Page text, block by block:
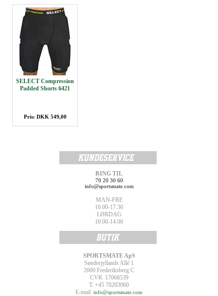
SELECT Compression
Padded Shorts 6421
Pris: DKK 549,00
RING TIL
70 20 30 60
info@sportsmate.com
MAN-FRE
10.00-17.30
LØRDAG
10.00-14.00
SPORTSMATE ApS
Sønderjyllands Allé 1
2000 Frederiksberg C
CVR. 17068539
T. +45 70203060
E-mail: info@sportsmate.com